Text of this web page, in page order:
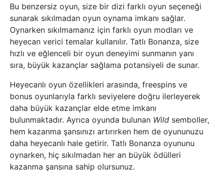
Bu benzersiz oyun, size bir dizi farklı oyun seçeneği
sunarak sıkılmadan oyun oynama imkanı sağlar.
Oynarken sıkılmamanız için farklı oyun modları ve
heyecan verici temalar kullanılır. Tatlı Bonanza, size
hızlı ve eğlenceli bir oyun deneyimi sunmanın yanı
sıra, büyük kazançlar sağlama potansiyeli de sunar.
Heyecanlı oyun özellikleri arasında, freespins ve
bonus oyunlarıyla farklı seviyelere doğru ilerleyerek
daha büyük kazançlar elde etme imkanı
bulunmaktadır. Ayrıca oyunda bulunan Wild semboller,
hem kazanma şansınızı artırırken hem de oyununuzu
daha heyecanlı hale getirir. Tatlı Bonanza oyununu
oynarken, hiç sıkılmadan her an büyük ödülleri
kazanma şansına sahip olursunuz.